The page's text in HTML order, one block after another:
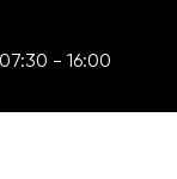
- 16:00